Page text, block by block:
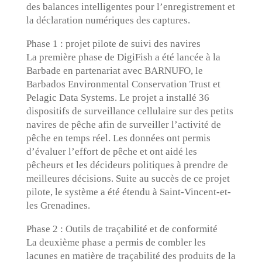
des balances intelligentes pour l’enregistrement et
la déclaration numériques des captures.
Phase 1 : projet pilote de suivi des navires
La première phase de DigiFish a été lancée à la
Barbade en partenariat avec BARNUFO, le
Barbados Environmental Conservation Trust et
Pelagic Data Systems. Le projet a installé 36
dispositifs de surveillance cellulaire sur des petits
navires de pêche afin de surveiller l’activité de
pêche en temps réel. Les données ont permis
d’évaluer l’effort de pêche et ont aidé les
pêcheurs et les décideurs politiques à prendre de
meilleures décisions. Suite au succès de ce projet
pilote, le système a été étendu à Saint-Vincent-et-
les Grenadines.
Phase 2 : Outils de traçabilité et de conformité
La deuxième phase a permis de combler les
lacunes en matière de traçabilité des produits de la